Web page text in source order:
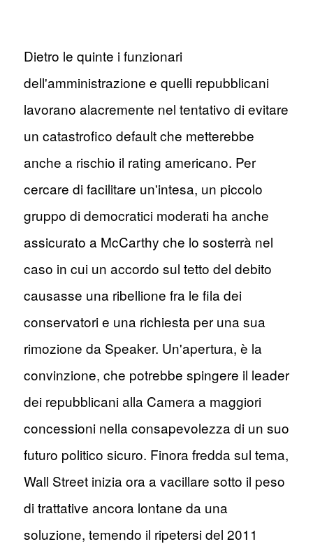
Dietro le quinte i funzionari
dell'amministrazione e quelli repubblicani
lavorano alacremente nel tentativo di evitare
un catastrofico default che metterebbe
anche a rischio il rating americano. Per
cercare di facilitare un'intesa, un piccolo
gruppo di democratici moderati ha anche
assicurato a McCarthy che lo sosterrà nel
caso in cui un accordo sul tetto del debito
causasse una ribellione fra le fila dei
conservatori e una richiesta per una sua
rimozione da Speaker. Un'apertura, è la
convinzione, che potrebbe spingere il leader
dei repubblicani alla Camera a maggiori
concessioni nella consapevolezza di un suo
futuro politico sicuro. Finora fredda sul tema,
Wall Street inizia ora a vacillare sotto il peso
di trattative ancora lontane da una
soluzione, temendo il ripetersi del 2011